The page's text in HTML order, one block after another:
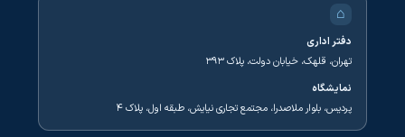
⌂
دفتر اداری
تهران، قلهک، خیابان دولت، پلاک ۳۹۳
نمایشگاه
پردیس، بلوار ملاصدرا، مجتمع تجاری نیایش، طبقه اول، پلاک ۴